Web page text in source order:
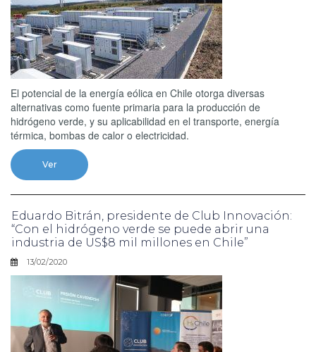
El potencial de la energía eólica en Chile otorga diversas
alternativas como fuente primaria para la producción de
hidrógeno verde, y su aplicabilidad en el transporte, energía
térmica, bombas de calor o electricidad.
Ver
Eduardo Bitrán, presidente de Club Innovación:
“Con el hidrógeno verde se puede abrir una
industria de US$8 mil millones en Chile”
13/02/2020